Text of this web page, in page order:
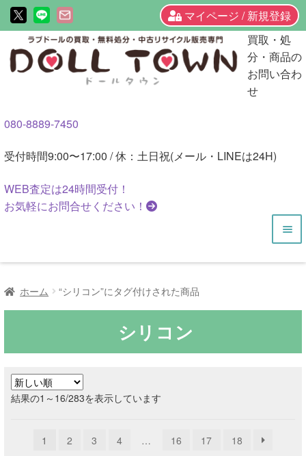
マイページ / 新規登録
ビ
ゲ
ョ
へ
キ
ッ
ン
テ
へ
キ
プ
買取・処
分・商品の
お問い合わ
せ
080-8889-7450
受付時間9:00〜17:00 / 休：土日祝(メール・LINEは24H)
WEB査定は24時間受付！
お気軽にお問合せください！
HOME
商品一覧
ラブドール買取・処分
よくあるご質問
ホーム “シリコン”にタグ付けされた商品
シリコン
結果の1～16/283を表示しています新
1 2 3 4 … 16 17 18